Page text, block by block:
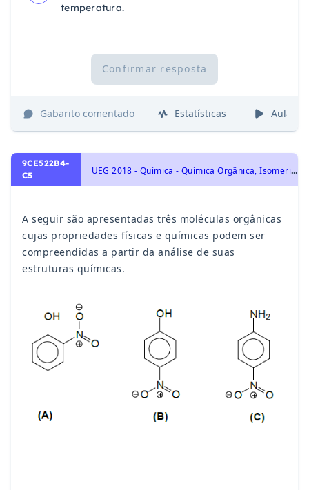
temperatura.
Confirmar resposta
Gabarito comentado Estatísticas Aulas
9CE522B4-
C5
U
EG 2018 - Química - Química Orgânica, Isomeria: Isomeria Plana: Cadeia, Posição, Compensação, Função e Tautomeria., Propriedades Físicas dos Compostos Orgânicos: Polaridade das Ligações e Moléculas, Forças Intermoleculares, Ponto de Fusão e Ponto de Ebulição, Solubilização das Substâncias Orgânicas.
A seguir são apresentadas três moléculas orgânicas
cujas propriedades físicas e químicas podem ser
compreendidas a partir da análise de suas
estruturas químicas.